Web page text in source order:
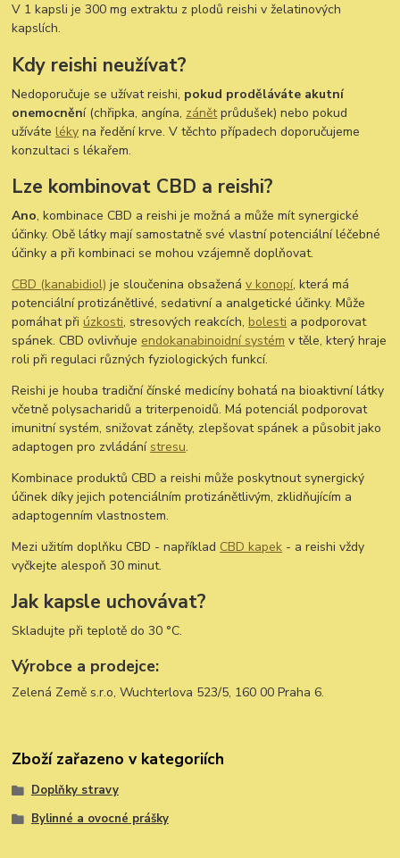
V 1 kapsli je 300 mg extraktu z plodů reishi v želatinových
kapslích.
Kdy reishi neužívat?
Nedoporučuje se užívat reishi, pokud proděláváte akutní
onemocnění (chřipka, angína, zánětprůdušek) nebo pokud
užíváte léky na ředění krve. V těchto případech doporučujeme
konzultaci s lékařem.
Lze kombinovat CBD a reishi?
Ano, kombinace CBD a reishi je možná a může mít synergické
účinky. Obě látky mají samostatně své vlastní potenciální léčebné
účinky a při kombinaci se mohou vzájemně doplňovat.
CBD (kanabidiol) je sloučenina obsaženáv konopí, která má
potenciální protizánětlivé, sedativní a analgetické účinky. Může
pomáhat při úzkosti, stresových reakcích, bolesti a podporovat
spánek. CBD ovlivňuje endokanabinoidní systém v těle, který hraje
roli při regulaci různých fyziologických funkcí.
Reishi je houba tradiční čínské medicíny bohatá na bioaktivní látky
včetně polysacharidů a triterpenoidů. Má potenciál podporovat
imunitní systém, snižovat záněty, zlepšovat spánek a působit jako
adaptogen pro zvládání stresu.
Kombinace produktů CBD a reishi může poskytnout synergický
účinek díky jejich potenciálním protizánětlivým, zklidňujícím a
adaptogenním vlastnostem.
Mezi užitím doplňku CBD - například CBD kapek - a reishi vždy
vyčkejte alespoň 30 minut.
Jak kapsle uchovávat?
Skladujte při teplotě do 30 °C.
Výrobce a prodejce:
Zelená Země s.r.o, Wuchterlova 523/5, 160 00 Praha 6.
Zboží zařazeno v kategoriích
Doplňky stravy
Bylinné a ovocné prášky